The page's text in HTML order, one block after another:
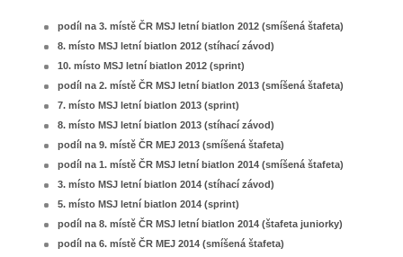
podíl na 3. místě ČR MSJ letní biatlon 2012 (smíšená štafeta)
8. místo MSJ letní biatlon 2012 (stíhací závod)
10. místo MSJ letní biatlon 2012 (sprint)
podíl na 2. místě ČR MSJ letní biatlon 2013 (smíšená štafeta)
7. místo MSJ letní biatlon 2013 (sprint)
8. místo MSJ letní biatlon 2013 (stíhací závod)
podíl na 9. místě ČR MEJ 2013 (smíšená štafeta)
podíl na 1. místě ČR MSJ letní biatlon 2014 (smíšená štafeta)
3. místo MSJ letní biatlon 2014 (stíhací závod)
5. místo MSJ letní biatlon 2014 (sprint)
podíl na 8. místě ČR MSJ letní biatlon 2014 (štafeta juniorky)
podíl na 6. místě ČR MEJ 2014 (smíšená štafeta)